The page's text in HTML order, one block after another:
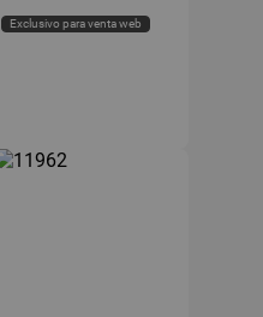
Exclusivo para venta web